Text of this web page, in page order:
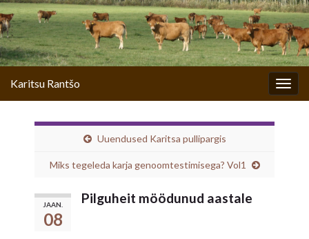
Karitsu Rantšo
Uuendused Karitsa pullipargis
Miks tegeleda karja genoomtestimisega? Vol1
JAAN.
08
Pilguheit möödunud aastale